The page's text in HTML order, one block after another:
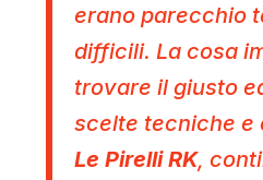
erano parecchio
difficili. La cosa
trovare il giusto
scelte tecniche e
Le Pirelli RK,